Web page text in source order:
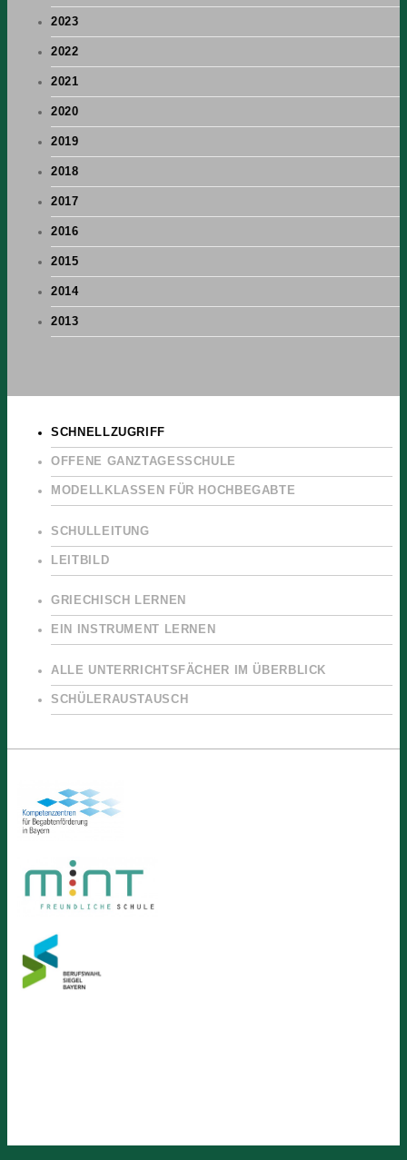
2023
2022
2021
2020
2019
2018
2017
2016
2015
2014
2013
SCHNELLZUGRIFF
OFFENE GANZTAGESSCHULE
MODELLKLASSEN FÜR HOCHBEGABTE
SCHULLEITUNG
LEITBILD
GRIECHISCH LERNEN
EIN INSTRUMENT LERNEN
ALLE UNTERRICHTSFÄCHER IM ÜBERBLICK
SCHÜLERAUSTAUSCH